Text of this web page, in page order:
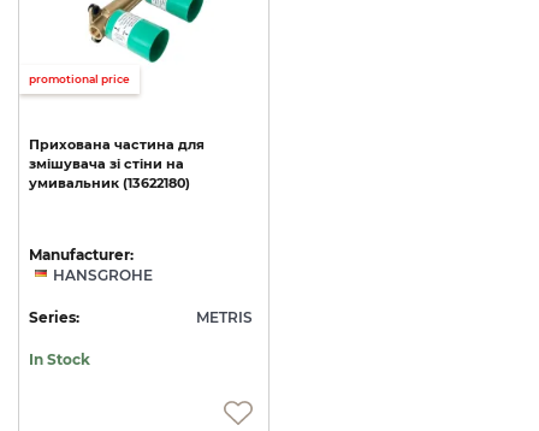
promotional price
Прихована частина для
змішувача зі стіни на
умивальник (13622180)
Manufacturer:
HANSGROHE
Series: METRIS
In Stock